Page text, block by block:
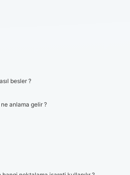
besler ?
anlama gelir ?